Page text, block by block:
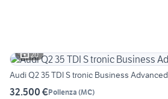
20
Audi Q2 35 TDI S tronic Business Advanced
32.500 €Pollenza (MC)